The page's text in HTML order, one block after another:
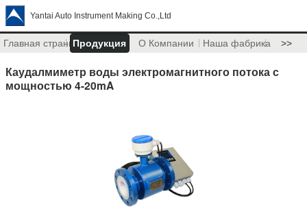
Yantai Auto Instrument Making Co.,Ltd
Главная страницаПродукция О Компании Наша фабрика >>
Каудалмиметр воды электромагнитного потока с
мощностью 4-20mA